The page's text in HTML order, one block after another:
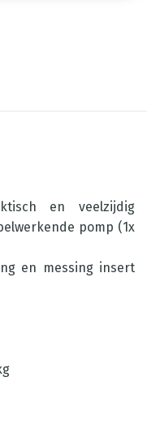
en veelzijdig
pomp (1x
en messing insert